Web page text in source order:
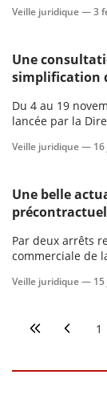
Veille juridique —3
Une
simplification
Du 4 au 19
lancée par la
diverses
Veille juridique —
Une belle
précontractuel
Par deux arrêts
commerciale de
en apportant sa
Veille juridique —
Pagination
Première page
Page 1